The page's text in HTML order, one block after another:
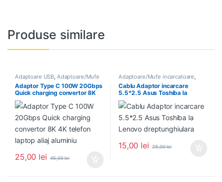
Produse similare
Adaptoare USB, Adaptoare/Mufe
incarcatoare Cabluri si accesorii
Adaptor Type C 100W 20Gbps
Quick charging convertor 8K
4K telefon laptop aliaj aluminiu
25,00 lei 45,00lei
Adaptoare/Mufe incarcatoare,
Cabluri si accesorii
Cablu Adaptor incarcare
5.5*2.5 Asus Toshiba la
Lenovo dreptunghiulara
15,00 lei 25,00lei